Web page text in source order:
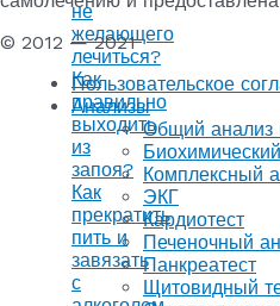
не
желающего
лечиться?
Как
правильно
выходить
из
запоя?
Как
прекратить
пить и
завязать
с
© 2012 — 2021
Пользовательское
Анализы
Общий анализ
Комплексный
ЭКГ
Кардиотест
Печеночный
Панкреатест
Щитовидный